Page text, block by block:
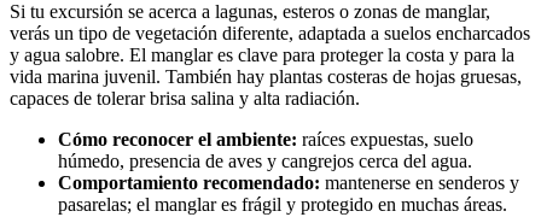
Si tu excursión se acerca a lagunas, esteros o zonas de manglar,
verás un tipo de vegetación diferente, adaptada a suelos encharcados
y agua salobre. El manglar es clave para proteger la costa y para la
vida marina juvenil. También hay plantas costeras de hojas gruesas,
capaces de tolerar brisa salina y alta radiación.
Cómo reconocer el ambiente: raíces expuestas, suelo
húmedo, presencia de aves y cangrejos cerca del agua.
Comportamiento recomendado: mantenerse en senderos y
pasarelas; el manglar es frágil y protegido en muchas áreas.